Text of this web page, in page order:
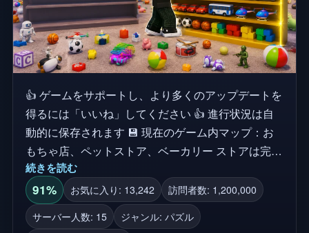
👍 ゲームをサポートし、より多くのアップデートを
得るには「いいね」してください 👍 進行状況は自
動的に保存されます 💾 現在のゲーム内マップ：お
もちゃ店、ペットストア、ベーカリー ストアは完全
に混乱しています。何百ものアイテムがあちこちに
散らばっています！それらを拾って、正しい棚に戻
しましょう。 🧹 散らばった数百のオブジェクトを
つかまえて並べ替える 📦 それぞれを正しい棚にマ
続きを読む
91% お気に入り: 13,242
訪問者数: 1,200,000
サーバー人数: 15
ジャンル: パズル